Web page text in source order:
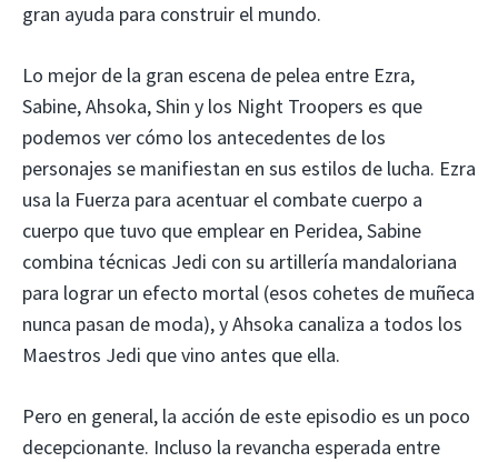
gran ayuda para construir el mundo.
Lo mejor de la gran escena de pelea entre Ezra,
Sabine, Ahsoka, Shin y los Night Troopers es que
podemos ver cómo los antecedentes de los
personajes se manifiestan en sus estilos de lucha. Ezra
usa la Fuerza para acentuar el combate cuerpo a
cuerpo que tuvo que emplear en Peridea, Sabine
combina técnicas Jedi con su artillería mandaloriana
para lograr un efecto mortal (esos cohetes de muñeca
nunca pasan de moda), y Ahsoka canaliza a todos los
Maestros Jedi que vino antes que ella.
Pero en general, la acción de este episodio es un poco
decepcionante. Incluso la revancha esperada entre